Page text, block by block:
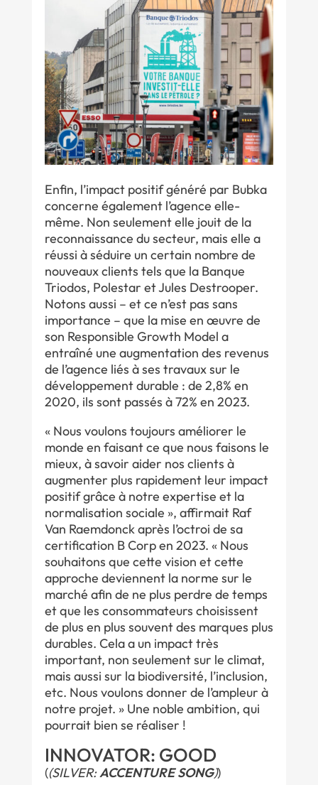
Enfin, l’impact positif généré par Bubka
concerne également l’agence elle-
même. Non seulement elle jouit de la
reconnaissance du secteur, mais elle a
réussi à séduire un certain nombre de
nouveaux clients tels que la Banque
Triodos, Polestar et Jules Destrooper.
Notons aussi – et ce n’est pas sans
importance – que la mise en œuvre de
son Responsible Growth Model a
entraîné une augmentation des revenus
de l’agence liés à ses travaux sur le
développement durable : de 2,8% en
2020, ils sont passés à 72% en 2023.
« Nous voulons toujours améliorer le
monde en faisant ce que nous faisons le
mieux, à savoir aider nos clients à
augmenter plus rapidement leur impact
positif grâce à notre expertise et la
normalisation sociale », affirmait Raf
Van Raemdonck après l’octroi de sa
certification B Corp en 2023. « Nous
souhaitons que cette vision et cette
approche deviennent la norme sur le
marché afin de ne plus perdre de temps
et que les consommateurs choisissent
de plus en plus souvent des marques plus
durables. Cela a un impact très
important, non seulement sur le climat,
mais aussi sur la biodiversité, l’inclusion,
etc. Nous voulons donner de l’ampleur à
notre projet. » Une noble ambition, qui
pourrait bien se réaliser !
INNOVATOR: GOOD
((SILVER:ACCENTURE SONG))